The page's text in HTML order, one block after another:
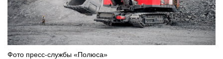
Фото пресс-службы «Полюса»